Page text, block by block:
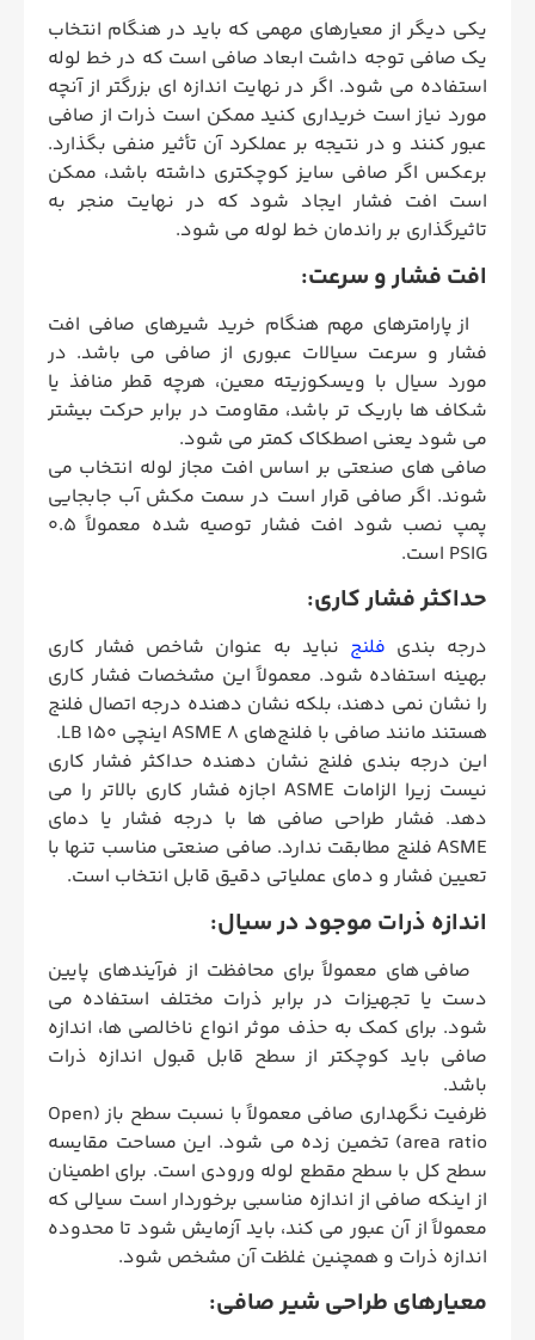
یکی دیگر از معیارهای مهمی که باید در هنگام انتخاب
یک صافی توجه داشت ابعاد صافی است که در خط لوله
استفاده می شود. اگر در نهایت اندازه ای بزرگتر از آنچه
مورد نیاز است خریداری کنید ممکن است ذرات از صافی
عبور کنند و در نتیجه بر عملکرد آن تأثیر منفی بگذارد.
برعکس اگر صافی سایز کوچکتری داشته باشد، ممکن
است افت فشار ایجاد شود که در نهایت منجر به
تاثیرگذاری بر راندمان خط لوله می شود.
افت فشار و سرعت:
از پارامترهای مهم هنگام خرید شیرهای صافی افت
فشار و سرعت سیالات عبوری از صافی می باشد. در
مورد سیال با ویسکوزیته معین، هرچه قطر منافذ یا
شکاف ها باریک تر باشد، مقاومت در برابر حرکت بیشتر
می شود یعنی اصطکاک کمتر می شود.
صافی های صنعتی بر اساس افت مجاز لوله انتخاب می
شوند. اگر صافی قرار است در سمت مکش آب جابجایی
پمپ نصب شود افت فشار توصیه شده معمولاً 0.5
PSIG است.
حداکثر فشار کاری:
درجه بندی فلنج نباید به عنوان شاخص فشار کاری
بهینه استفاده شود. معمولاً این مشخصات فشار کاری
را نشان نمی ‌دهند، بلکه نشان ‌دهنده درجه اتصال فلنج
هستند مانند صافی با فلنج‌های ASME 8 اینچی 150 LB.
این درجه بندی فلنج نشان دهنده حداکثر فشار کاری
نیست زیرا الزامات ASME اجازه فشار کاری بالاتر را می
دهد. فشار طراحی صافی ها با درجه فشار یا دمای
ASME فلنج مطابقت ندارد. صافی صنعتی مناسب تنها با
تعیین فشار و دمای عملیاتی دقیق قابل انتخاب است.
اندازه ذرات موجود در سیال:
صافی های معمولاً برای محافظت از فرآیندهای پایین
دست یا تجهیزات در برابر ذرات مختلف استفاده می
شود. برای کمک به حذف موثر انواع ناخالصی ها، اندازه
صافی باید کوچکتر از سطح قابل قبول اندازه ذرات
باشد.
ظرفیت نگهداری صافی معمولاً با نسبت سطح باز (Open
area ratio) تخمین زده می شود. این مساحت مقایسه
سطح کل با سطح مقطع لوله ورودی است. برای اطمینان
از اینکه صافی از اندازه مناسبی برخوردار است سیالی که
معمولاً از آن عبور می ‌کند، باید آزمایش شود تا محدوده
اندازه ذرات و همچنین غلظت آن مشخص شود.
معیارهای طراحی شیر صافی: